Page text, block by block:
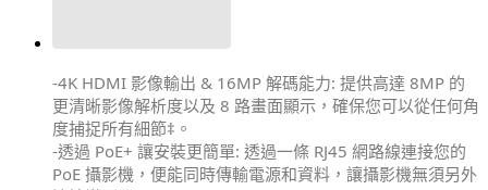
-4K HDMI 影像輸出 & 16MP 解碼能力: 提供高達 8MP 的
更清晰影像解析度以及 8 路畫面顯示，確保您可以從任何角
度捕捉所有細節‡。
-透過 PoE+ 讓安裝更簡單: 透過一條 RJ45 網路線連接您的
PoE 攝影機，便能同時傳輸電源和資料，讓攝影機無須另外